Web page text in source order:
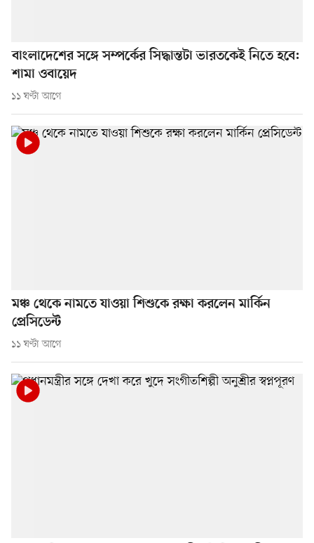
বাংলাদেশের সঙ্গে সম্পর্কের সিদ্ধান্তটা ভারতকেই নিতে হবে:
শামা ওবায়েদ
১১ ঘণ্টা আগে
মঞ্চ থেকে নামতে যাওয়া শিশুকে রক্ষা করলেন মার্কিন
প্রেসিডেন্ট
১১ ঘণ্টা আগে